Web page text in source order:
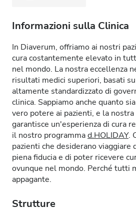
Informazioni sulla Clinica
In Diaverum, offriamo ai nostri
cura costantemente elevato in
nel mondo. La nostra eccellenza
risultati medici superiori, basati
altamente standardizzato di
clinica. Sappiamo anche quanto
vero potere ai pazienti, e la
garantisce un'esperienza di cura
il nostro programmad.HOLIDAY.
pazienti che desiderano viaggiare
piena fiducia e di poter ricevere
ovunque nel mondo. Perché tutti
appagante.
Strutture